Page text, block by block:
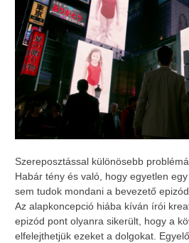
Szereposztással különösebb
Habár tény és való, hogy egyetlen
sem tudok mondani a bevezető
Az alapkoncepció hiába kíván írói
epizód pont olyanra sikerült, hogy a
elfelejthetjük ezeket a dolgokat.